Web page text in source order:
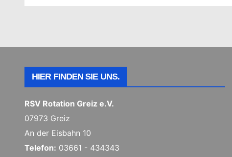
HIER FINDEN SIE UNS.
RSV Rotation Greiz e.V.
07973 Greiz
An der Eisbahn 10
Telefon: 03661 - 434343